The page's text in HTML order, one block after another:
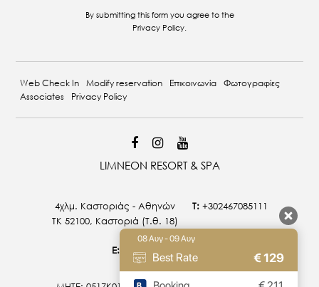
By submitting this form you agree to the
Privacy Policy.
Web Check In Modify reservation Επικοινωνία
Φωτογραφίες
Associates
Privacy Policy
LIMNEON RESORT & SPA
4χλμ. Καστοριάς - Αθηνών
ΤΚ 52100, Καστοριά (T.θ. 18)
T: +302467085111
E: info@limneon.com
08 Αυγ - 09 Αυγ
Best Rate €129